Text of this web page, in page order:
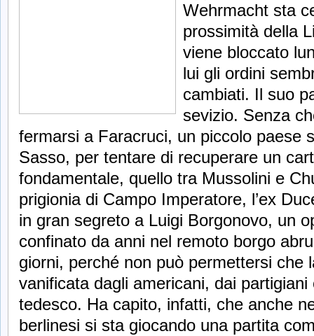
Wehrmacht sta
prossimità della
viene bloccato
lui gli ordini
cambiati. Il suo
sevizio. Senza
fermarsi a Faracruci, un piccolo paese
Sasso, per tentare di recuperare un
fondamentale, quello tra Mussolini e
prigionia di Campo Imperatore, l’ex
in gran segreto a Luigi Borgonovo, un
confinato da anni nel remoto borgo
giorni, perché non può permettersi che
vanificata dagli americani, dai
tedesco. Ha capito, infatti, che anche
berlinesi si sta giocando una partita